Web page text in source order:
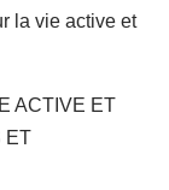
la vie active et
ACTIVE ET
ET